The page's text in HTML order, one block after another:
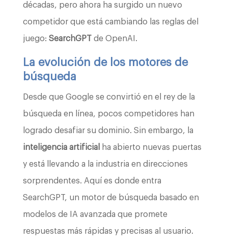
décadas, pero ahora ha surgido un nuevo
competidor que está cambiando las reglas del
juego: SearchGPT de OpenAI.
La evolución de los motores de
búsqueda
Desde que Google se convirtió en el rey de la
búsqueda en línea, pocos competidores han
logrado desafiar su dominio. Sin embargo, la
inteligencia artificial ha abierto nuevas puertas
y está llevando a la industria en direcciones
sorprendentes. Aquí es donde entra
SearchGPT, un motor de búsqueda basado en
modelos de IA avanzada que promete
respuestas más rápidas y precisas al usuario.